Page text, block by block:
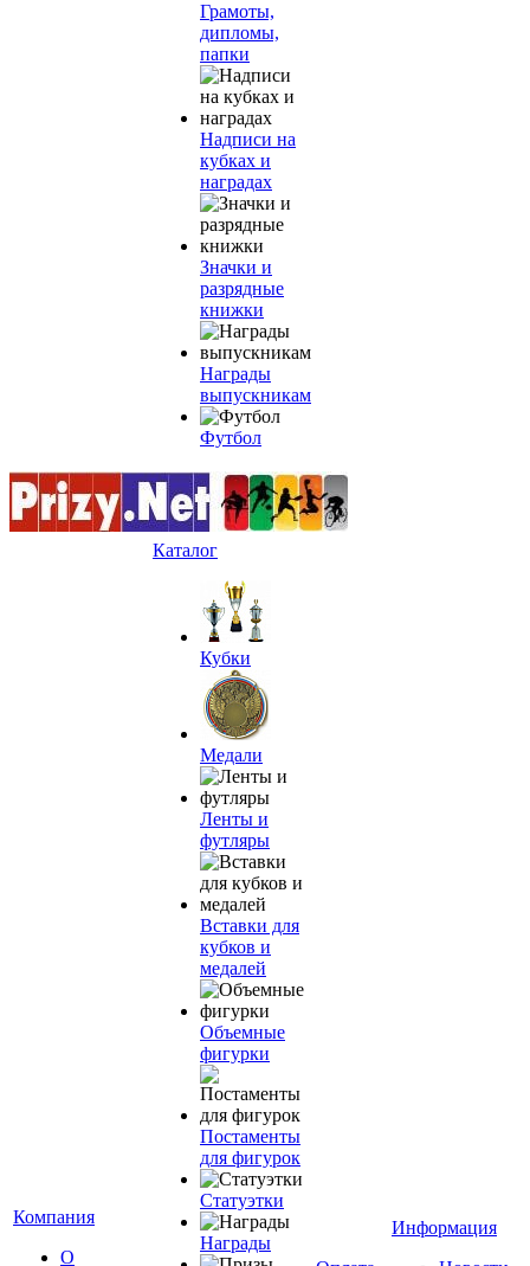
Грамоты,
дипломы,
папки
Надписи на
кубках и
наградах
Значки и
разрядные
книжки
Награды
выпускникам
Футбол
Компания
О
Каталог
Кубки
Медали
Ленты и
футляры
Вставки для
кубков и
медалей
Объемные
фигурки
Постаменты
для фигурок
Статуэтки
Награды
Информация